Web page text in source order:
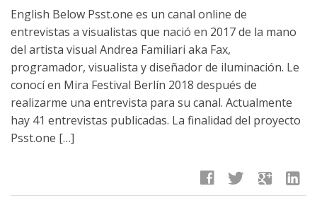
English Below Psst.one es un canal online de
entrevistas a visualistas que nació en 2017 de la mano
del artista visual Andrea Familiari aka Fax,
programador, visualista y diseñador de iluminación. Le
conocí en Mira Festival Berlín 2018 después de
realizarme una entrevista para su canal. Actualmente
hay 41 entrevistas publicadas. La finalidad del proyecto
Psst.one […]
facebook twitter google linkedin